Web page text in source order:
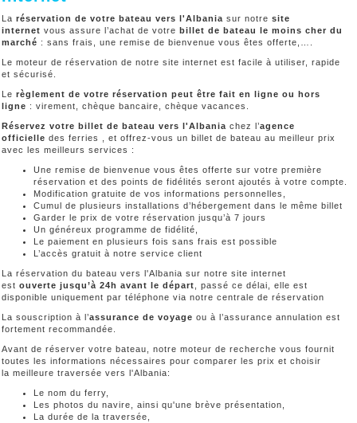
La réservation de votre bateau vers l'Albania sur notre site
internet vous assure l’achat de votre billet de bateau le moins cher du
marché : sans frais, une remise de bienvenue vous êtes offerte,….
Le moteur de réservation de notre site internet est facile à utiliser, rapide
et sécurisé.
Le règlement de votre réservation peut être fait en ligne ou hors
ligne : virement, chèque bancaire, chèque vacances.
Réservez votre billet de bateau vers l'Albania chez l’agence
officielle des ferries , et offrez-vous un billet de bateau au meilleur prix
avec les meilleurs services :
Une remise de bienvenue vous êtes offerte sur votre première
réservation et des points de fidélités seront ajoutés à votre compte.
Modification gratuite de vos informations personnelles,
Cumul de plusieurs installations d’hébergement dans le même billet
Garder le prix de votre réservation jusqu’à 7 jours
Un généreux programme de fidélité,
Le paiement en plusieurs fois sans frais est possible
L’accès gratuit à notre service client
La réservation du bateau vers l'Albania sur notre site internet
est ouverte jusqu’à 24h avant le départ , passé ce délai, elle est
disponible uniquement par téléphone via notre centrale de réservation
La souscription à l’assurance de voyage ou à l’assurance annulation est
fortement recommandée.
Avant de réserver votre bateau, notre moteur de recherche vous fournit
toutes les informations nécessaires pour comparer les prix et choisir
la meilleure traversée vers l'Albania:
Le nom du ferry,
Les photos du navire, ainsi qu'une brève présentation,
La durée de la traversée,